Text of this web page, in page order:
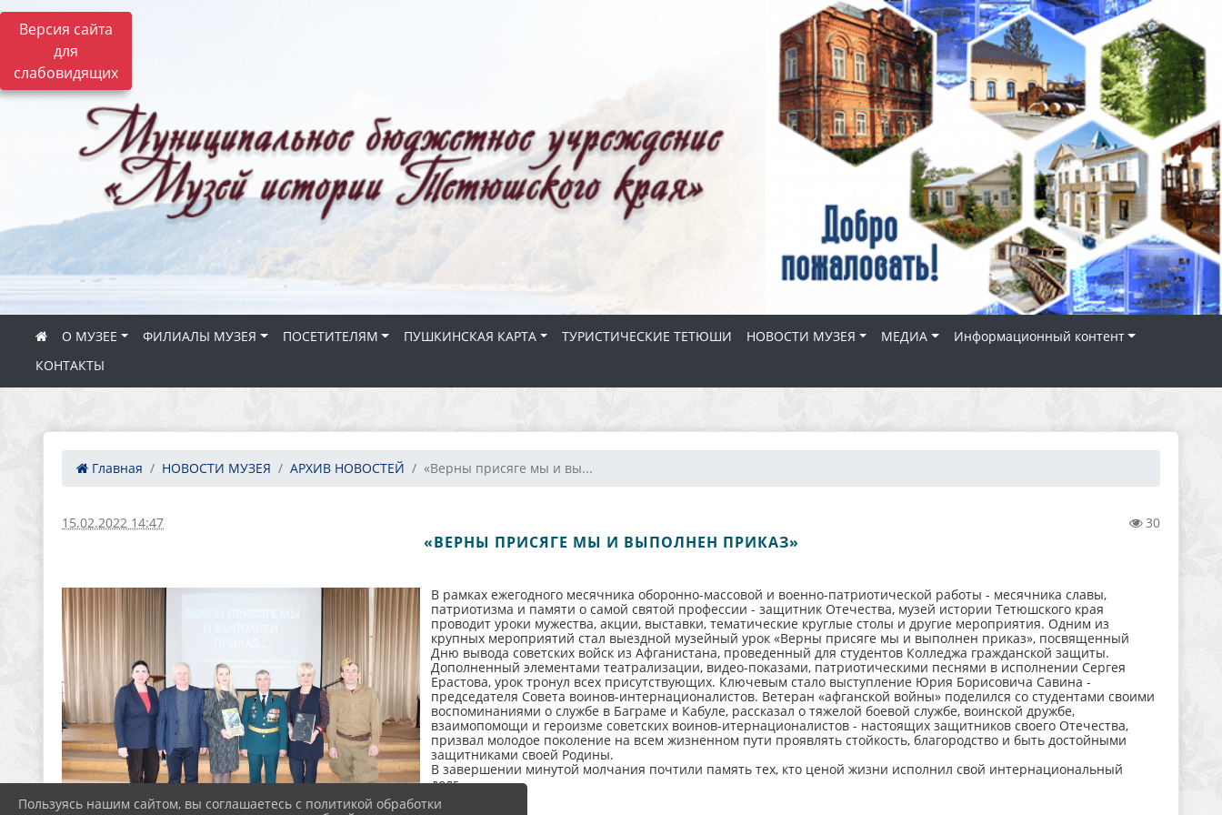
Версия сайта
для
слабовидящих
О МУЗЕЕ ФИЛИАЛЫ МУЗЕЯ ПОСЕТИТЕЛЯМ ПУШКИНСКАЯ КАРТА ТУРИСТИЧЕСКИЕ ТЕТЮШИ НОВОСТИ МУЗЕЯ МЕДИА
Информационный контент
КОНТАКТЫ
Главная НОВОСТИ МУЗЕЯ АРХИВ НОВОСТЕЙ «Верны присяге мы и вы...
15.02.2022 14:47 30
«ВЕРНЫ ПРИСЯГЕ МЫ И ВЫПОЛНЕН ПРИКАЗ»
В рамках ежегодного месячника оборонно-массовой и военно-патриотической работы - месячника славы,
патриотизма и памяти о самой святой профессии - защитник Отечества, музей истории Тетюшского края
проводит уроки мужества, акции, выставки, тематические круглые столы и другие мероприятия. Одним из
крупных мероприятий стал выездной музейный урок «Верны присяге мы и выполнен приказ», посвященный
Дню вывода советских войск из Афганистана, проведенный для студентов Колледжа гражданской защиты.
Дополненный элементами театрализации, видео-показами, патриотическими песнями в исполнении Сергея
Ерастова, урок тронул всех присутствующих. Ключевым стало выступление Юрия Борисовича Савина -
председателя Совета воинов-интернационалистов. Ветеран «афганской войны» поделился со студентами своими
воспоминаниями о службе в Баграме и Кабуле, рассказал о тяжелой боевой службе, воинской дружбе,
взаимопомощи и героизме советских воинов-итернационалистов - настоящих защитников своего Отечества,
призвал молодое поколение на всем жизненном пути проявлять стойкость, благородство и быть достойными
защитниками своей Родины.
В завершении минутой молчания почтили память тех, кто ценой жизни исполнил свой интернациональный
долг.
Пользуясь нашим сайтом, вы соглашаетесь с политикой обработки